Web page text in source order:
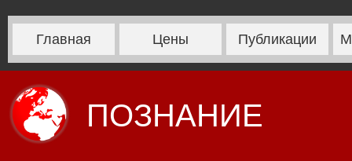
Главная Цены Публикации
ПОЗНАНИЕ